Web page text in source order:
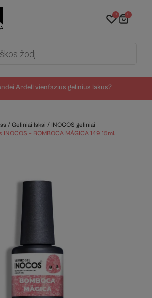
Ardell vienfazius gelinius lakus?
0 0
/ Geliniai lakai / INOCOS geliniai
INOCOS – BOMBOCA MÁGICA 149 15ml.